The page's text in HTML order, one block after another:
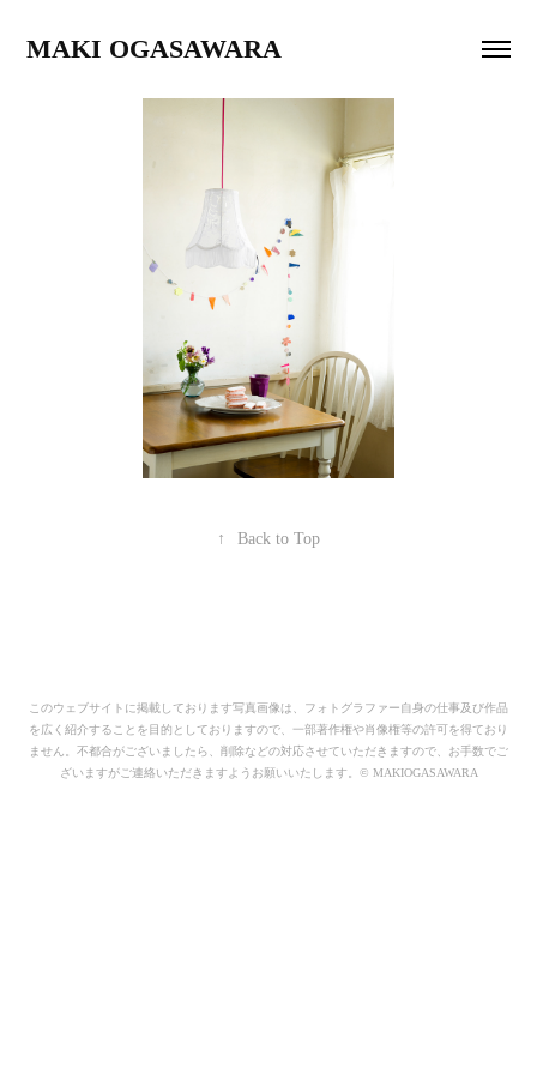
MAKI OGASAWARA
↑ Back to Top
このウェブサイトに掲載しております写真画像は、フォトグラファー自身の仕事及び作品
を広く紹介することを目的としておりますので、一部著作権や肖像権等の許可を得ており
ません。不都合がございましたら、削除などの対応させていただきますので、お手数でご
ざいますがご連絡いただきますようお願いいたします。© MAKIOGASAWARA